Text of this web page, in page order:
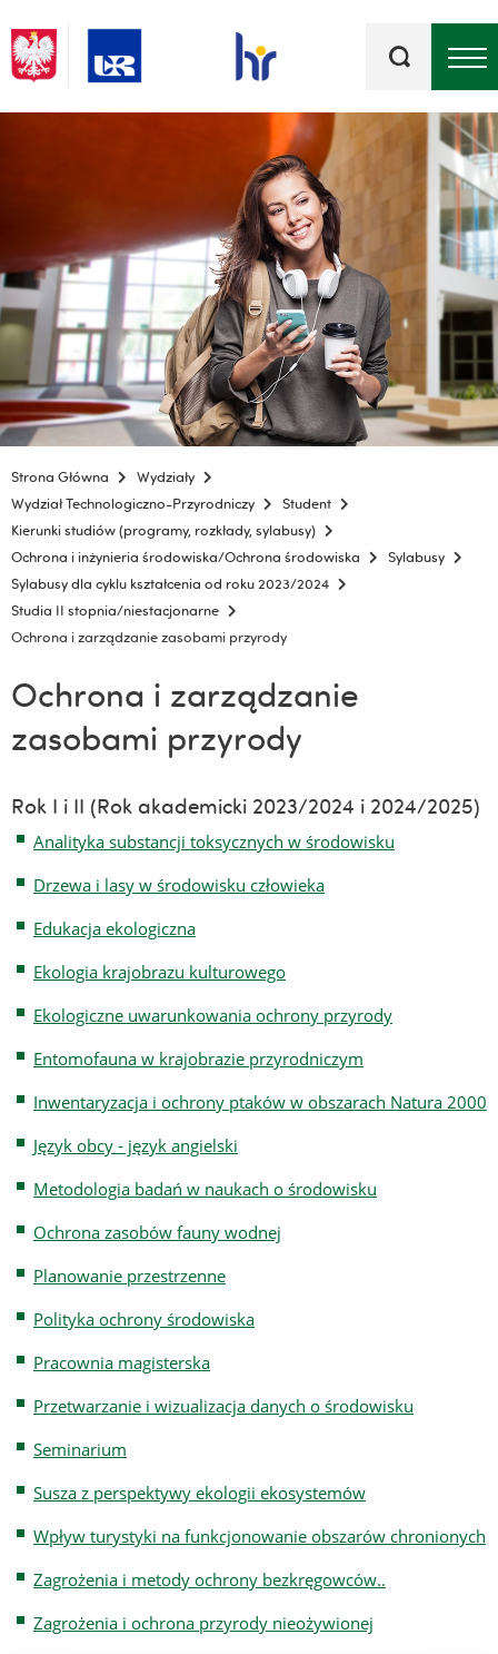
kluczowe
Strona Główna
Wydziały
Wydział Technologiczno-Przyrodniczy
Student
Kierunki studiów (programy, rozkłady, sylabusy)
Ochrona i inżynieria środowiska/Ochrona środowiska
Sylabusy
Sylabusy dla cyklu kształcenia od roku 2023/2024
Studia II stopnia/niestacjonarne
Ochrona i zarządzanie zasobami przyrody
Ochrona i zarządzanie
zasobami przyrody
Rok I i II (Rok akademicki 2023/2024 i 2024/2025)
Analityka substancji toksycznych w środowisku
Drzewa i lasy w środowisku człowieka
Edukacja ekologiczna
Ekologia krajobrazu kulturowego
Ekologiczne uwarunkowania ochrony przyrody
Entomofauna w krajobrazie przyrodniczym
Inwentaryzacja i ochrony ptaków w obszarach Natura 2000
Język obcy - język angielski
Metodologia badań w naukach o środowisku
Ochrona zasobów fauny wodnej
Planowanie przestrzenne
Polityka ochrony środowiska
Pracownia magisterska
Przetwarzanie i wizualizacja danych o środowisku
Seminarium
Susza z perspektywy ekologii ekosystemów
Wpływ turystyki na funkcjonowanie obszarów chronionych
Zagrożenia i metody ochrony bezkręgowców..
Zagrożenia i ochrona przyrody nieożywionej